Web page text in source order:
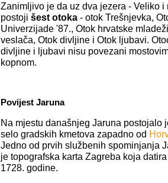
Zanimljivo je da uz dva jezera - Veliko i
postoji šest otoka - otok Trešnjevka,
Univerzijade '87., Otok hrvatske
veslača, Otok divljine i Otok ljubavi.
divljine i ljubavi nisu povezani
kopnom.
Povijest Jaruna
Na mjestu današnjeg Jaruna postojalo
selo gradskih kmetova zapadno od
Jedno od prvih službenih spominjanja
je topografska karta Zagreba koja
1728. godine.